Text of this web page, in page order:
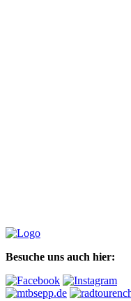
Besuche uns auch hier: